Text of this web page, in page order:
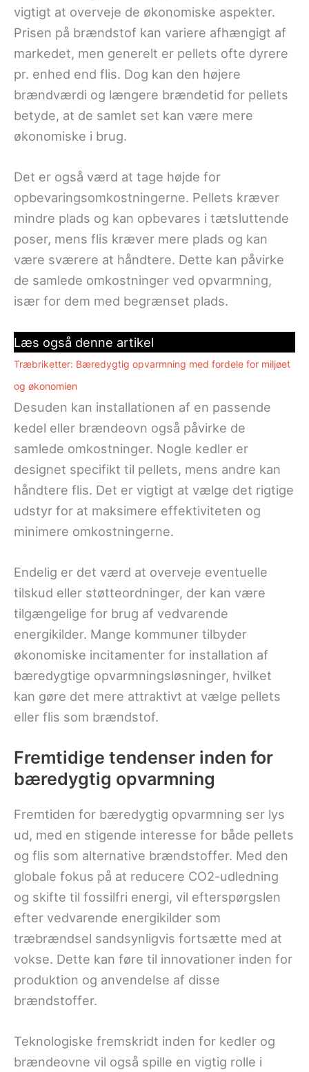
vigtigt at overveje de økonomiske aspekter.
Prisen på brændstof kan variere afhængigt af
markedet, men generelt er pellets ofte dyrere
pr. enhed end flis. Dog kan den højere
brændværdi og længere brændetid for pellets
betyde, at de samlet set kan være mere
økonomiske i brug.
Det er også værd at tage højde for
opbevaringsomkostningerne. Pellets kræver
mindre plads og kan opbevares i tætsluttende
poser, mens flis kræver mere plads og kan
være sværere at håndtere. Dette kan påvirke
de samlede omkostninger ved opvarmning,
især for dem med begrænset plads.
Læs også denne artikel
Træbriketter: Bæredygtig opvarmning med fordele for miljøet
og økonomien
Desuden kan installationen af en passende
kedel eller brændeovn også påvirke de
samlede omkostninger. Nogle kedler er
designet specifikt til pellets, mens andre kan
håndtere flis. Det er vigtigt at vælge det rigtige
udstyr for at maksimere effektiviteten og
minimere omkostningerne.
Endelig er det værd at overveje eventuelle
tilskud eller støtteordninger, der kan være
tilgængelige for brug af vedvarende
energikilder. Mange kommuner tilbyder
økonomiske incitamenter for installation af
bæredygtige opvarmningsløsninger, hvilket
kan gøre det mere attraktivt at vælge pellets
eller flis som brændstof.
Fremtidige tendenser inden for
bæredygtig opvarmning
Fremtiden for bæredygtig opvarmning ser lys
ud, med en stigende interesse for både pellets
og flis som alternative brændstoffer. Med den
globale fokus på at reducere CO2-udledning
og skifte til fossilfri energi, vil efterspørgslen
efter vedvarende energikilder som
træbrændsel sandsynligvis fortsætte med at
vokse. Dette kan føre til innovationer inden for
produktion og anvendelse af disse
brændstoffer.
Teknologiske fremskridt inden for kedler og
brændeovne vil også spille en vigtig rolle i